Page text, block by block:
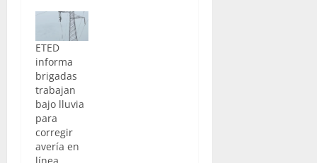
ETED
informa
brigadas
trabajan
bajo lluvia
para
corregir
avería en